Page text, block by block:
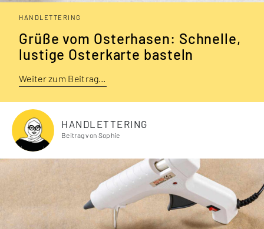
HANDLETTERING
Grüße vom Oster­hasen: Schnelle,
lustige Osterkarte basteln
Weiter zum Beitrag…
HANDLETTERING
Beitrag von Sophie